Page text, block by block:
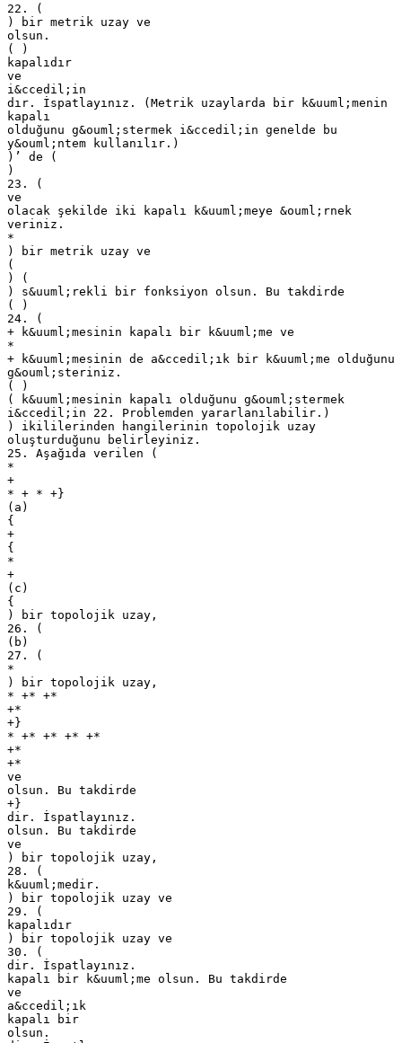
22. (
) bir metrik uzay ve
olsun.
( )
kapalıdır
ve
i&ccedil;in
dır. İspatlayınız. (Metrik uzaylarda bir k&uuml;menin
kapalı
olduğunu g&ouml;stermek i&ccedil;in genelde bu
y&ouml;ntem kullanılır.)
)’ de (
)
23. (
ve
olacak şekilde iki kapalı k&uuml;meye &ouml;rnek
veriniz.
*
) bir metrik uzay ve
(
) (
) s&uuml;rekli bir fonksiyon olsun. Bu takdirde
( )
24. (
+ k&uuml;mesinin kapalı bir k&uuml;me ve
*
+ k&uuml;mesinin de a&ccedil;ık bir k&uuml;me olduğunu
g&ouml;steriniz.
( )
( k&uuml;mesinin kapalı olduğunu g&ouml;stermek
i&ccedil;in 22. Problemden yararlanılabilir.)
) ikililerinden hangilerinin topolojik uzay
oluşturduğunu belirleyiniz.
25. Aşağıda verilen (
*
+
* + * +}
(a)
{
+
{
*
+
(c)
{
) bir topolojik uzay,
26. (
(b)
27. (
*
) bir topolojik uzay,
* +* +*
+*
+}
* +* +* +* +*
+*
+*
ve
olsun. Bu takdirde
+}
dir. İspatlayınız.
olsun. Bu takdirde
ve
) bir topolojik uzay,
28. (
k&uuml;medir.
) bir topolojik uzay ve
29. (
kapalıdır
) bir topolojik uzay ve
30. (
dir. İspatlayınız.
kapalı bir k&uuml;me olsun. Bu takdirde
ve
a&ccedil;ık
kapalı bir
olsun.